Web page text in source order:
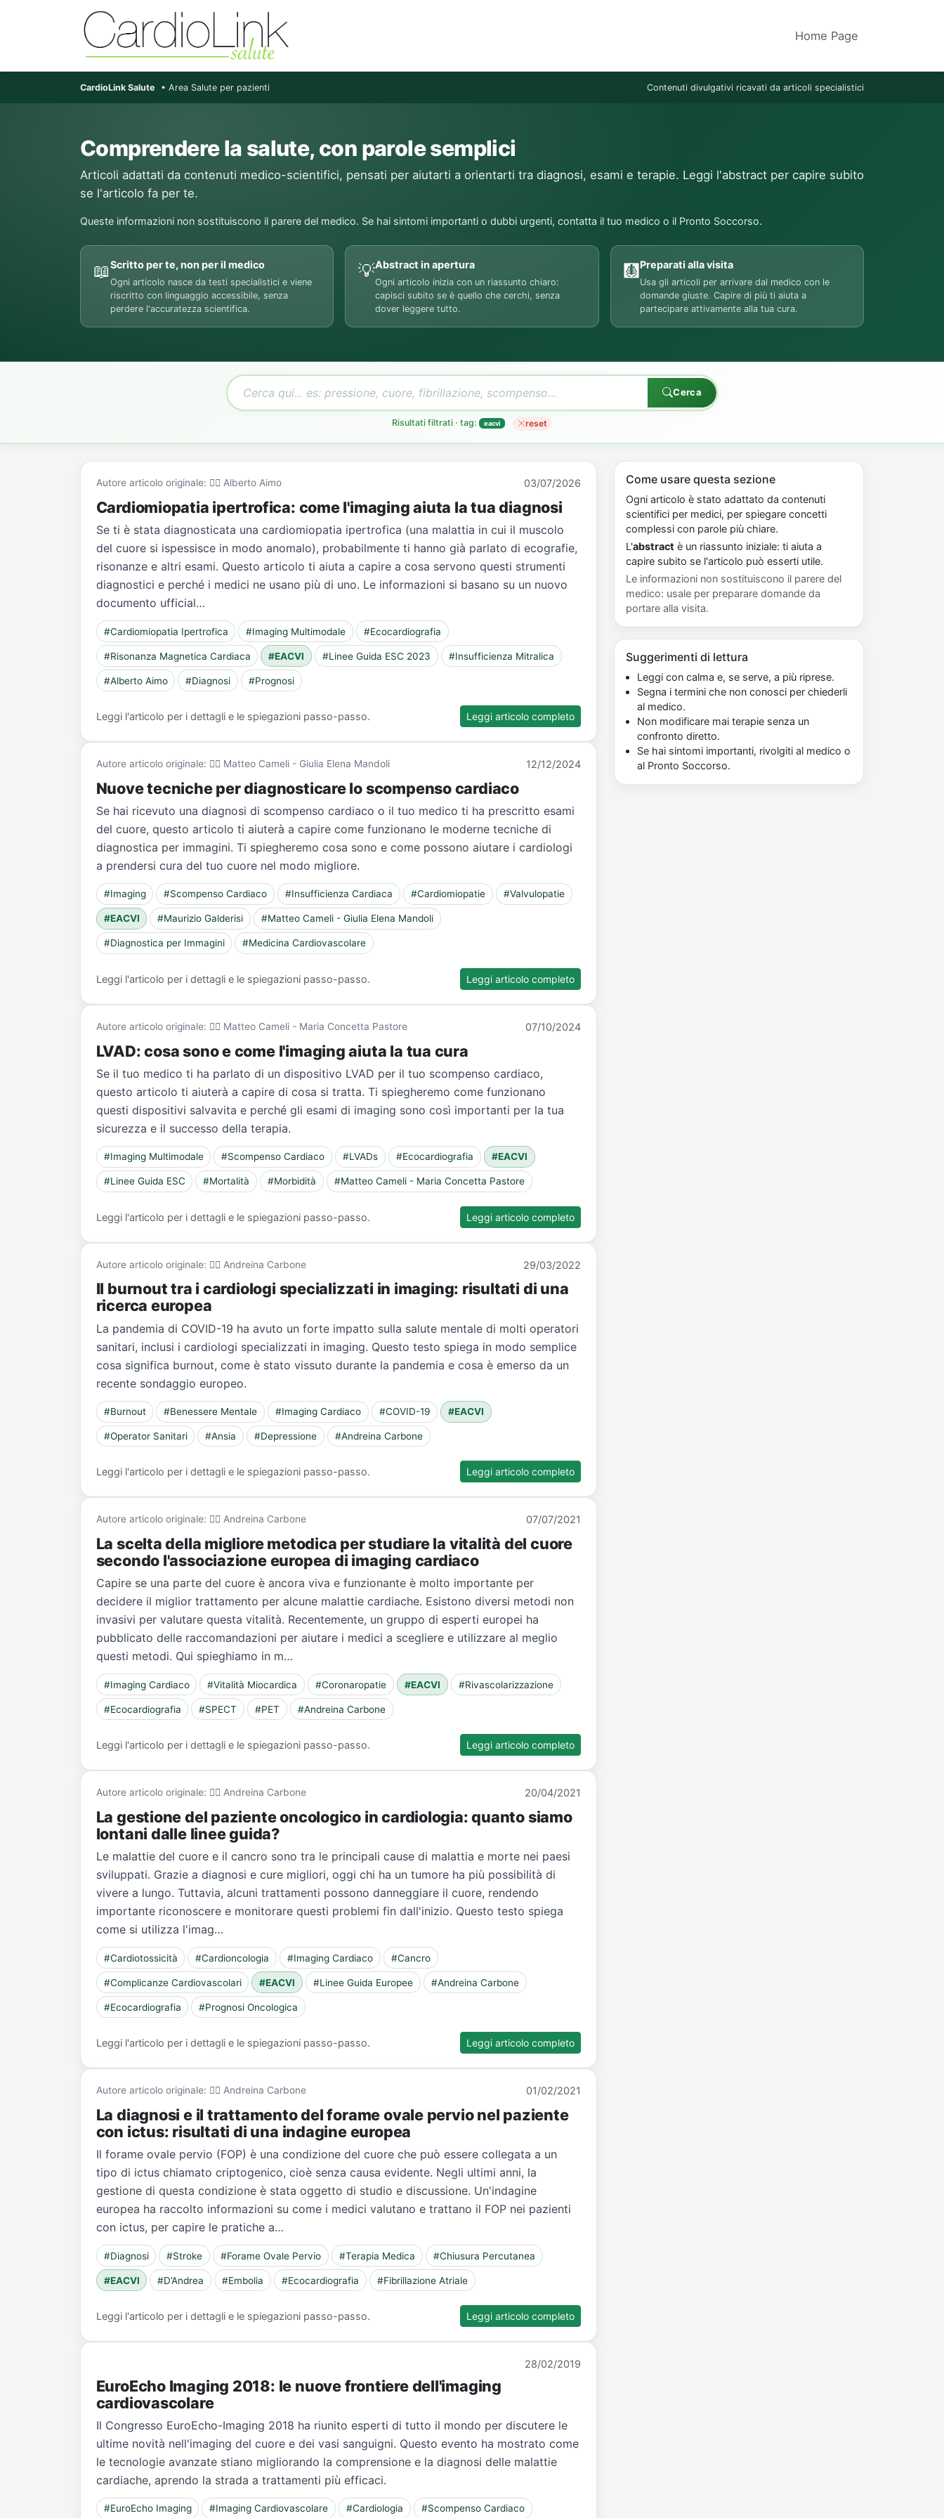
Home Page
CardioLink Salute • Area Salute per pazienti Contenuti divulgativi ricavati da articoli specialistici
Comprendere la salute, con parole semplici
Articoli adattati da contenuti medico-scientifici, pensati per aiutarti a orientarti tra diagnosi, esami e terapie. Leggi l'abstract per capire subito
se l'articolo fa per te.
Queste informazioni non sostituiscono il parere del medico. Se hai sintomi importanti o dubbi urgenti, contatta il tuo medico o il Pronto Soccorso.
📖Scritto per te, non per il medico
Ogni articolo nasce da testi specialistici e viene
riscritto con linguaggio accessibile, senza
perdere l'accuratezza scientifica.
💡Abstract in apertura
Ogni articolo inizia con un riassunto chiaro:
capisci subito se è quello che cerchi, senza
dover leggere tutto.
🩻 Preparati alla visita
Usa gli articoli per arrivare dal medico con le
domande giuste. Capire di più ti aiuta a
partecipare attivamente alla tua cura.
Cerca
Risultati filtrati · tag: eacvi reset
Autore articolo originale: 👨‍⚕️ Alberto Aimo 03/07/2026
Cardiomiopatia ipertrofica: come l'imaging aiuta la tua diagnosi
Se ti è stata diagnosticata una cardiomiopatia ipertrofica (una malattia in cui il muscolo
del cuore si ispessisce in modo anomalo), probabilmente ti hanno già parlato di ecografie,
risonanze e altri esami. Questo articolo ti aiuta a capire a cosa servono questi strumenti
diagnostici e perché i medici ne usano più di uno. Le informazioni si basano su un nuovo
documento ufficial…
#Cardiomiopatia Ipertrofica #Imaging Multimodale #Ecocardiografia
#Risonanza Magnetica Cardiaca #EACVI #Linee Guida ESC 2023 #Insufficienza Mitralica
#Alberto Aimo #Diagnosi #Prognosi
Leggi l'articolo per i dettagli e le spiegazioni passo-passo. Leggi articolo completo
Autore articolo originale: 👨‍⚕️ Matteo Cameli - Giulia Elena Mandoli 12/12/2024
Nuove tecniche per diagnosticare lo scompenso cardiaco
Se hai ricevuto una diagnosi di scompenso cardiaco o il tuo medico ti ha prescritto esami
del cuore, questo articolo ti aiuterà a capire come funzionano le moderne tecniche di
diagnostica per immagini. Ti spiegheremo cosa sono e come possono aiutare i cardiologi
a prendersi cura del tuo cuore nel modo migliore.
#Imaging #Scompenso Cardiaco #Insufficienza Cardiaca #Cardiomiopatie #Valvulopatie
#EACVI #Maurizio Galderisi #Matteo Cameli - Giulia Elena Mandoli
#Diagnostica per Immagini #Medicina Cardiovascolare
Leggi l'articolo per i dettagli e le spiegazioni passo-passo. Leggi articolo completo
Autore articolo originale: 👨‍⚕️ Matteo Cameli - Maria Concetta Pastore 07/10/2024
LVAD: cosa sono e come l'imaging aiuta la tua cura
Se il tuo medico ti ha parlato di un dispositivo LVAD per il tuo scompenso cardiaco,
questo articolo ti aiuterà a capire di cosa si tratta. Ti spiegheremo come funzionano
questi dispositivi salvavita e perché gli esami di imaging sono così importanti per la tua
sicurezza e il successo della terapia.
#Imaging Multimodale #Scompenso Cardiaco #LVADs #Ecocardiografia #EACVI
#Linee Guida ESC #Mortalità #Morbidità #Matteo Cameli - Maria Concetta Pastore
Leggi l'articolo per i dettagli e le spiegazioni passo-passo. Leggi articolo completo
Autore articolo originale: 👨‍⚕️ Andreina Carbone 29/03/2022
Il burnout tra i cardiologi specializzati in imaging: risultati di una
ricerca europea
La pandemia di COVID-19 ha avuto un forte impatto sulla salute mentale di molti operatori
sanitari, inclusi i cardiologi specializzati in imaging. Questo testo spiega in modo semplice
cosa significa burnout, come è stato vissuto durante la pandemia e cosa è emerso da un
recente sondaggio europeo.
#Burnout #Benessere Mentale #Imaging Cardiaco #COVID-19 #EACVI
#Operator Sanitari #Ansia #Depressione #Andreina Carbone
Leggi l'articolo per i dettagli e le spiegazioni passo-passo. Leggi articolo completo
Autore articolo originale: 👨‍⚕️ Andreina Carbone 07/07/2021
La scelta della migliore metodica per studiare la vitalità del cuore
secondo l'associazione europea di imaging cardiaco
Capire se una parte del cuore è ancora viva e funzionante è molto importante per
decidere il miglior trattamento per alcune malattie cardiache. Esistono diversi metodi non
invasivi per valutare questa vitalità. Recentemente, un gruppo di esperti europei ha
pubblicato delle raccomandazioni per aiutare i medici a scegliere e utilizzare al meglio
questi metodi. Qui spieghiamo in m…
#Imaging Cardiaco #Vitalità Miocardica #Coronaropatie #EACVI #Rivascolarizzazione
#Ecocardiografia #SPECT #PET #Andreina Carbone
Leggi l'articolo per i dettagli e le spiegazioni passo-passo. Leggi articolo completo
Autore articolo originale: 👨‍⚕️ Andreina Carbone 20/04/2021
La gestione del paziente oncologico in cardiologia: quanto siamo
lontani dalle linee guida?
Le malattie del cuore e il cancro sono tra le principali cause di malattia e morte nei paesi
sviluppati. Grazie a diagnosi e cure migliori, oggi chi ha un tumore ha più possibilità di
vivere a lungo. Tuttavia, alcuni trattamenti possono danneggiare il cuore, rendendo
importante riconoscere e monitorare questi problemi fin dall'inizio. Questo testo spiega
come si utilizza l'imag…
#Cardiotossicità #Cardioncologia #Imaging Cardiaco #Cancro
#Complicanze Cardiovascolari #EACVI #Linee Guida Europee #Andreina Carbone
#Ecocardiografia #Prognosi Oncologica
Leggi l'articolo per i dettagli e le spiegazioni passo-passo. Leggi articolo completo
Autore articolo originale: 👨‍⚕️ Andreina Carbone 01/02/2021
La diagnosi e il trattamento del forame ovale pervio nel paziente
con ictus: risultati di una indagine europea
Il forame ovale pervio (FOP) è una condizione del cuore che può essere collegata a un
tipo di ictus chiamato criptogenico, cioè senza causa evidente. Negli ultimi anni, la
gestione di questa condizione è stata oggetto di studio e discussione. Un'indagine
europea ha raccolto informazioni su come i medici valutano e trattano il FOP nei pazienti
con ictus, per capire le pratiche a…
#Diagnosi #Stroke #Forame Ovale Pervio #Terapia Medica #Chiusura Percutanea
#EACVI #D’Andrea #Embolia #Ecocardiografia #Fibrillazione Atriale
Leggi l'articolo per i dettagli e le spiegazioni passo-passo. Leggi articolo completo
28/02/2019
EuroEcho Imaging 2018: le nuove frontiere dell'imaging
cardiovascolare
Il Congresso EuroEcho-Imaging 2018 ha riunito esperti di tutto il mondo per discutere le
ultime novità nell'imaging del cuore e dei vasi sanguigni. Questo evento ha mostrato come
le tecnologie avanzate stiano migliorando la comprensione e la diagnosi delle malattie
cardiache, aprendo la strada a trattamenti più efficaci.
#EuroEcho Imaging #Imaging Cardiovascolare #Cardiologia #Scompenso Cardiaco
Come usare questa sezione
Ogni articolo è stato adattato da contenuti
scientifici per medici, per spiegare concetti
complessi con parole più chiare.
L'abstract è un riassunto iniziale: ti aiuta a
capire subito se l'articolo può esserti utile.
Le informazioni non sostituiscono il parere del
medico: usale per preparare domande da
portare alla visita.
Suggerimenti di lettura
Leggi con calma e, se serve, a più riprese.
Segna i termini che non conosci per chiederli
al medico.
Non modificare mai terapie senza un
confronto diretto.
Se hai sintomi importanti, rivolgiti al medico o
al Pronto Soccorso.